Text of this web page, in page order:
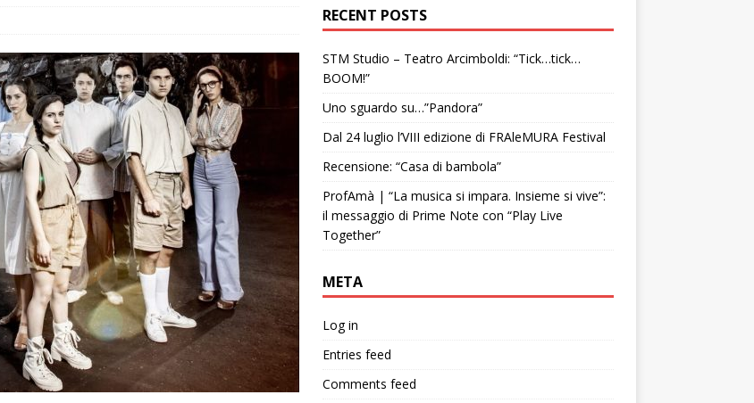
RECENT POSTS
STM Studio – Teatro Arcimboldi: “Tick…tick…
BOOM!”
Uno sguardo su…”Pandora”
Dal 24 luglio l’VIII edizione di FRAleMURA Festival
Recensione: “Casa di bambola”
ProfAmà | “La musica si impara. Insieme si vive”:
il messaggio di Prime Note con “Play Live
Together”
META
Log in
Entries feed
Comments feed